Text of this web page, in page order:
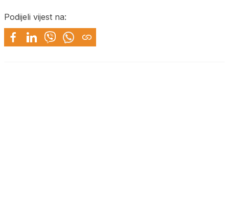
Podijeli vijest na: